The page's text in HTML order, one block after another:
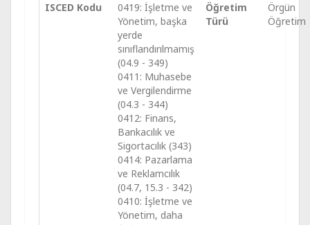
ISCED Kodu
0419: İşletme ve
Yönetim, başka
yerde
sınıflandırılmamış
(04.9 - 349)
0411: Muhasebe
ve Vergilendirme
(04.3 - 344)
0412: Finans,
Bankacılık ve
Sigortacılık (343)
0414: Pazarlama
ve Reklamcılık
(04.7, 15.3 - 342)
0410: İşletme ve
Yönetim, daha
Öğretim
Türü
Örgün
Öğretim